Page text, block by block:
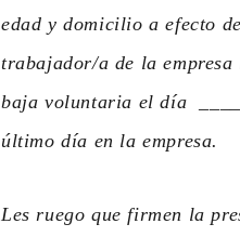
edad y domicilio a efecto
trabajador/a de la
baja voluntaria el día
último día en la empresa.
Les ruego que firmen la